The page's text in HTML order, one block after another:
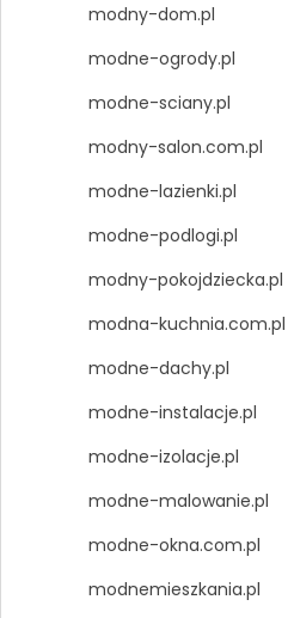
modny-dom.pl
modne-ogrody.pl
modne-sciany.pl
modny-salon.com.pl
modne-lazienki.pl
modne-podlogi.pl
modny-pokojdziecka.pl
modna-kuchnia.com.pl
modne-dachy.pl
modne-instalacje.pl
modne-izolacje.pl
modne-malowanie.pl
modne-okna.com.pl
modnemieszkania.pl